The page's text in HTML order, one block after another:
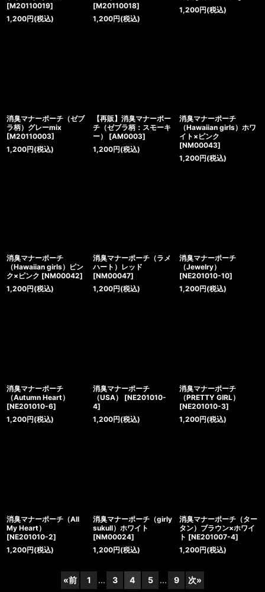
[M20110019]
1,200円(税込)
[M20110018]
1,200円(税込)
1,200円(税込)
消臭マナーポーチ（ゼブ
ラ柄）グレーmix
[M20110003]
1,200円(税込)
【再販】消臭マナーポー
チ（ゼブラ柄：スモーキ
ー）
[AM0003]
1,200円(税込)
消臭マナーポーチ
（Hawaiian girls）ホワ
イト×ピンク
[NM00043]
1,200円(税込)
消臭マナーポーチ
（Hawaiian girls）ピン
ク×ピンク [NM00042]
1,200円(税込)
消臭マナーポーチ（ラメ
ハート）レッド
[NM00047]
1,200円(税込)
消臭マナーポーチ
（Jewelry）
[NE201010-10]
1,200円(税込)
消臭マナーポーチ
（Autumn Heart）
[NE201010-6]
1,200円(税込)
消臭マナーポーチ
（USA）
[NE201010-
4]
1,200円(税込)
消臭マナーポーチ
（PRETTY GIRL）
[NE201010-3]
1,200円(税込)
消臭マナーポーチ（All
My Heart）
[NE201010-2]
1,200円(税込)
消臭マナーポーチ（girly
sukull）ホワイト
[NM00024]
1,200円(税込)
消臭マナーポーチ（ター
タン）ブラウン×ホワイ
ト [NE201007-4]
1,200円(税込)
«前 1 ... 3 4 5 ... 9 次»